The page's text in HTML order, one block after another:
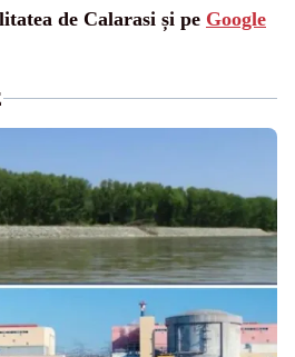
de Calarasi și pe Google